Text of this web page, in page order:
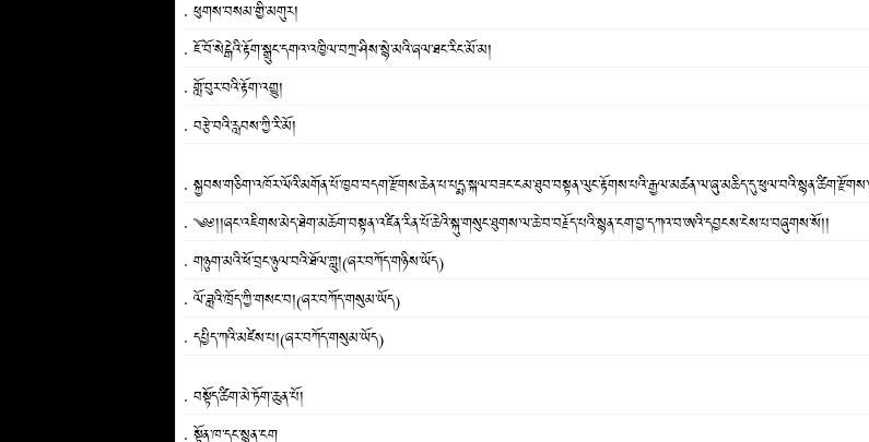
ཕུགས་བསམ་གྱི་མགུར།
ཇོ་བོ་སེངྒེའི་རྟོག་སྒྲུང་དགའ་འཁྱིལ་བཀྲ་ཤིས་སྙེ་མའི་ཞལ་ཐང་རིང་མོ་མ།
གློ་བུར་བའི་རྟོག་འགྱུ།
བརྩེ་བའི་རླབས་ཀྱི་རི་མོ།
༄༅།།ཞང་འཇིགས་མེད་ཐེག་མཆོག་བསྟན་འཛིན་རིན་པོ་ཆེའི་སྐུ་གསུང་ཐུགས་ལ་ཆེ་བ་བརྗོད་པའི་སྙན་ངག་བྱ་དཀའ་བ་ཨའི་དབྱངས་ངེས་པ་བཞུགས་སོ།།
གཉུག་མའི་ཕོ་བྲང་ཉུལ་བའི་ཐོལ་གླུ།(ཞར་བཀོད་གཉིས་ཡོད)
ལོ་ཟླའི་ཁྲོད་ཀྱི་གསང་བ།(ཞར་བཀོད་གསུམ་ཡོད)
དཔྱིད་ཀའི་མཛེས་པ།(ཞར་བཀོད་གསུམ་ཡོད)
བསྟོད་ཚིག་མེ་ཏོག་ཆུན་པོ།
སྟོན་ཁ་དང་སྙན་ངག